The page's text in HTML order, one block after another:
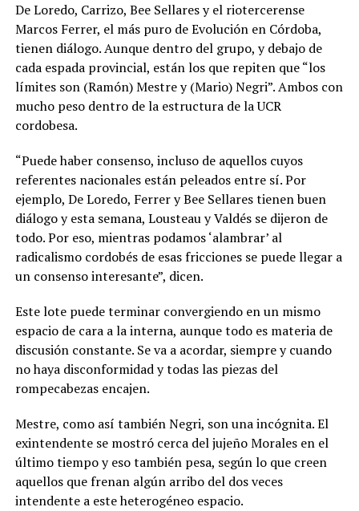
De Loredo, Carrizo, Bee Sellares y el riotercerense
Marcos Ferrer, el más puro de Evolución en Córdoba,
tienen diálogo. Aunque dentro del grupo, y debajo de
cada espada provincial, están los que repiten que “los
límites son (Ramón) Mestre y (Mario) Negri”. Ambos con
mucho peso dentro de la estructura de la UCR
cordobesa.
“Puede haber consenso, incluso de aquellos cuyos
referentes nacionales están peleados entre sí. Por
ejemplo, De Loredo, Ferrer y Bee Sellares tienen buen
diálogo y esta semana, Lousteau y Valdés se dijeron de
todo. Por eso, mientras podamos ‘alambrar’ al
radicalismo cordobés de esas fricciones se puede llegar a
un consenso interesante”, dicen.
Este lote puede terminar convergiendo en un mismo
espacio de cara a la interna, aunque todo es materia de
discusión constante. Se va a acordar, siempre y cuando
no haya disconformidad y todas las piezas del
rompecabezas encajen.
Mestre, como así también Negri, son una incógnita. El
exintendente se mostró cerca del jujeño Morales en el
último tiempo y eso también pesa, según lo que creen
aquellos que frenan algún arribo del dos veces
intendente a este heterogéneo espacio.